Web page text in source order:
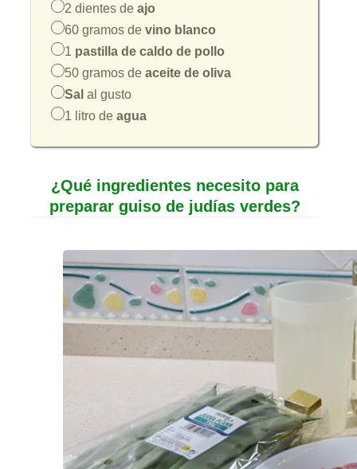
2 dientes de ajo
60 gramos de vino blanco
1 pastilla de caldo de pollo
50 gramos de aceite de oliva
Sal al gusto
1 litro de agua
¿Qué ingredientes necesito para
preparar guiso de judías verdes?